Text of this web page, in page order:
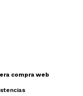
compra web